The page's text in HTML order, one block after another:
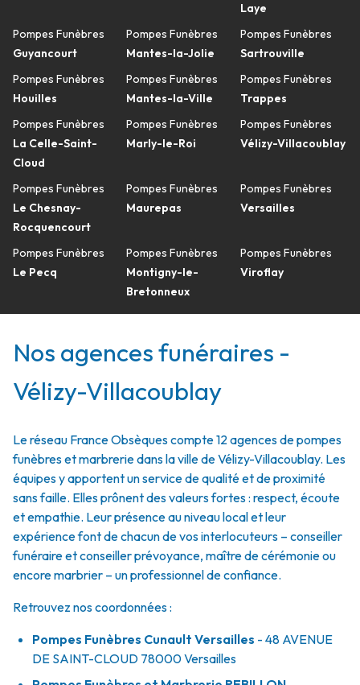
Pompes Funèbres
Guyancourt
Pompes Funèbres
Houilles
Pompes Funèbres
La Celle-Saint-
Cloud
Pompes Funèbres
Le Chesnay-
Rocquencourt
Pompes Funèbres
Le Pecq
Pompes Funèbres
Mantes-la-Jolie
Pompes Funèbres
Mantes-la-Ville
Pompes Funèbres
Marly-le-Roi
Pompes Funèbres
Maurepas
Pompes Funèbres
Montigny-le-
Bretonneux
Laye
Pompes Funèbres
Sartrouville
Pompes Funèbres
Trappes
Pompes Funèbres
Vélizy-Villacoublay
Pompes Funèbres
Versailles
Pompes Funèbres
Viroflay
Nos agences funéraires -
Vélizy-Villacoublay
Le réseau France Obsèques compte 12 agences de pompes
funèbres et marbrerie dans la ville de Vélizy-Villacoublay. Les
équipes y apportent un service de qualité et de proximité
sans faille. Elles prônent des valeurs fortes : respect, écoute
et empathie. Leur présence au niveau local et leur
expérience font de chacun de vos interlocuteurs – conseiller
funéraire et conseiller prévoyance, maître de cérémonie ou
encore marbrier – un professionnel de confiance.
Retrouvez nos coordonnées :
Pompes Funèbres Cunault Versailles - 48 AVENUE
DE SAINT-CLOUD 78000Versailles